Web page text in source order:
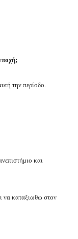
την περίοδο.
και
να καταξιωθω στον